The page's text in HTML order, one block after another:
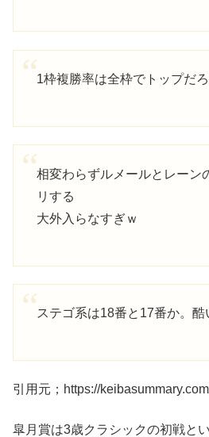
1枠複勝率は全枠でトップだ
相変わらずルメールとレーン
リする
大外入らなすぎｗ
ステゴ系は18番と17番か。酷
引用元；https://
皐月賞は3歳クラシックの初戦と